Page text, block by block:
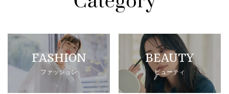
FASHION
ファッション
BEAUTY
ビューティ